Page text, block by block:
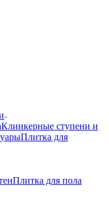
Клинкерные ступени и
Плитка для
Плитка для пола